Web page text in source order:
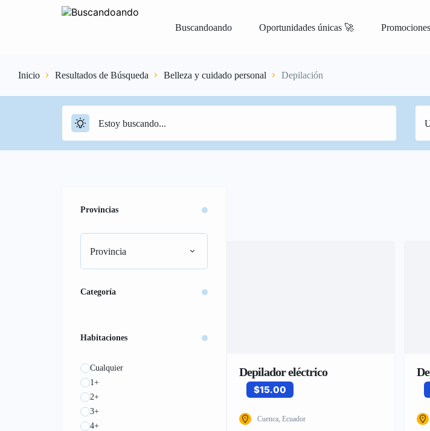
Buscandoando Oportunidades únicas 🚀
Iniciar Sesión Registrar Vender Gratis
Inicio Resultados de Búsqueda Belleza y cuidado personal Depilación
Provincias
Provincia
Categoría
Habitaciones
Cualquier
1+
2+
3+
4+
Depilador eléctrico
$15.00
Cuenca, Ecuador